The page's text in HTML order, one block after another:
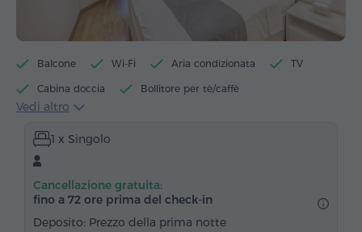
Balcone Wi-Fi Aria condizionata TV
Cabina doccia Bollitore per tè/caffè
Bollitore elettrico
Asciugamani
Riscaldamento
Tavolo Sedia
Vedi altro
1 x Singolo
Cancellazione gratuita:
fino a 72 ore prima del check‑in
Deposito: Prezzo della prima notte